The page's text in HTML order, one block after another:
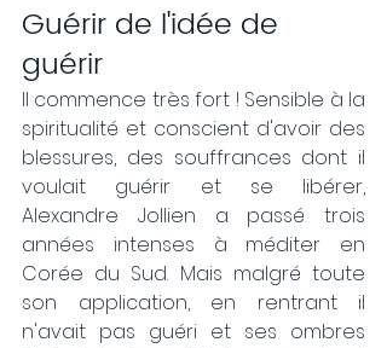
Guérir de l'idée de
guérir
Il commence très fort ! Sensible à la
spiritualité et conscient d'avoir des
blessures, des souffrances dont il
voulait guérir et se libérer,
Alexandre Jollien a passé trois
années intenses à méditer en
Corée du Sud. Mais malgré toute
son application, en rentrant il
n'avait pas guéri et ses ombres